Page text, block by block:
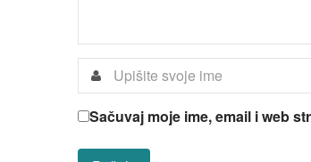
Sačuvaj moje ime, email i web